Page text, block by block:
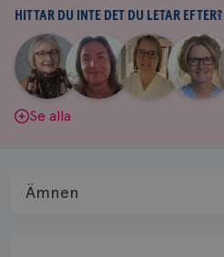
svar
HITTAR DU INTE DET DU LETAR EFTER?
Aina
Johnsson
|
Anne
Andersson
Fredrika
Killander
|
|
Se alla
Ämnen